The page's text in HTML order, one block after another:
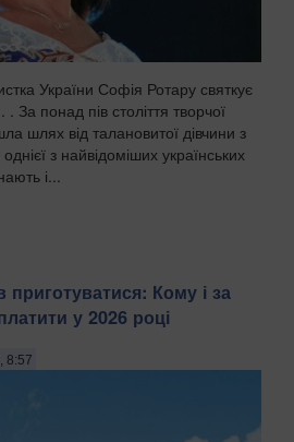
України Софія Ротару святкує
понад пів століття творчої
шлях від талановитої дівчини з
з найвідоміших українських
і...
приготуватися: Кому і за
у 2026 році
8:57